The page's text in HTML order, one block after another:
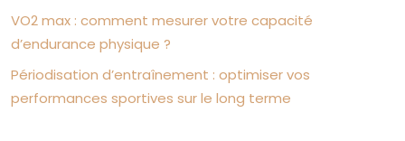
VO2 max : comment mesurer votre capacité
d’endurance physique ?
Périodisation d’entraînement : optimiser vos
performances sportives sur le long terme